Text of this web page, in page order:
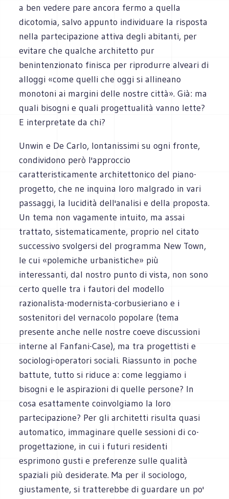
a ben vedere pare ancora fermo a quella
dicotomia, salvo appunto individuare la risposta
nella partecipazione attiva degli abitanti, per
evitare che qualche architetto pur
benintenzionato finisca per riprodurre alveari di
alloggi «come quelli che oggi si allineano
monotoni ai margini delle nostre città». Già: ma
quali bisogni e quali progettualità vanno lette?
E interpretate da chi?
Unwin e De Carlo, lontanissimi su ogni fronte,
condividono però l'approccio
caratteristicamente architettonico del piano-
progetto, che ne inquina loro malgrado in vari
passaggi, la lucidità dell'analisi e della proposta.
Un tema non vagamente intuito, ma assai
trattato, sistematicamente, proprio nel citato
successivo svolgersi del programma New Town,
le cui «polemiche urbanistiche» più
interessanti, dal nostro punto di vista, non sono
certo quelle tra i fautori del modello
razionalista-modernista-corbusieriano e i
sostenitori del vernacolo popolare (tema
presente anche nelle nostre coeve discussioni
interne al Fanfani-Case), ma tra progettisti e
sociologi-operatori sociali. Riassunto in poche
battute, tutto si riduce a: come leggiamo i
bisogni e le aspirazioni di quelle persone? In
cosa esattamente coinvolgiamo la loro
partecipazione? Per gli architetti risulta quasi
automatico, immaginare quelle sessioni di co-
progettazione, in cui i futuri residenti
esprimono gusti e preferenze sulle qualità
spaziali più desiderate. Ma per il sociologo,
giustamente, si tratterebbe di guardare un po'